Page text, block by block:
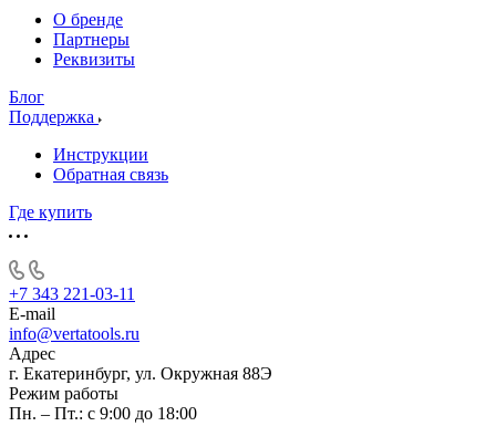
О бренде
Партнеры
Реквизиты
Блог
Поддержка
Инструкции
Обратная связь
Где купить
+7 343 221-03-11
E-mail
info@vertatools.ru
Адрес
г. Екатеринбург, ул. Окружная 88Э
Режим работы
Пн. – Пт.: с 9:00 до 18:00